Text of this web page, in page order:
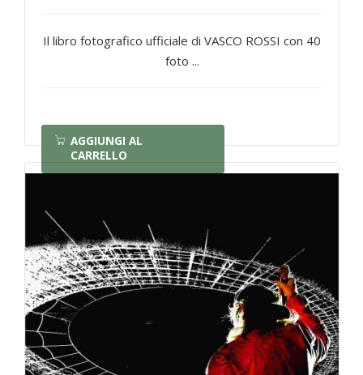
Il libro fotografico ufficiale di VASCO ROSSI con 40
foto ...
AGGIUNGI AL
CARRELLO